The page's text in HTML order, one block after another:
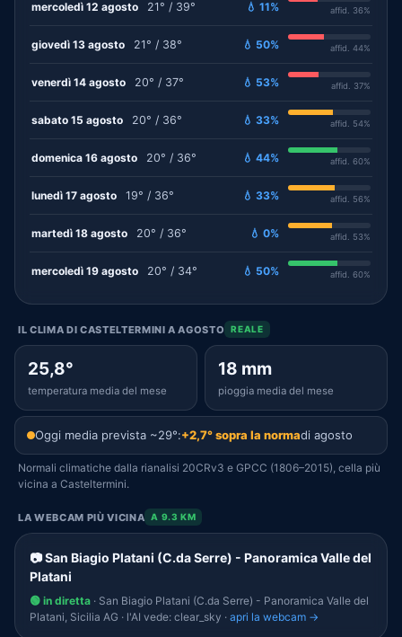
mercoledì 12 agosto 21° / 39° 💧 11% affid. 36%
giovedì 13 agosto 21° / 38° 💧 50% affid. 44%
venerdì 14 agosto 20° / 37° 💧 53% affid. 37%
sabato 15 agosto 20° / 36° 💧 33% affid. 54%
domenica 16 agosto 20° / 36° 💧 44% affid. 60%
lunedì 17 agosto 19° / 36° 💧 33% affid. 56%
martedì 18 agosto 20° / 36° 💧 0% affid. 53%
mercoledì 19 agosto 20° / 34° 💧 50% affid. 60%
IL CLIMA DI CASTELTERMINI A AGOSTO REALE
25,8°
temperatura media del mese
18 mm
pioggia media del mese
Oggi media prevista ~29°:+2,7° sopra la normadi agosto
Normali climatiche dalla rianalisi 20CRv3 e GPCC (1806–2015), cella più
vicina a Casteltermini.
LA WEBCAM PIÙ VICINA A 9.3 KM
📷 San Biagio Platani (C.da Serre) - Panoramica Valle del
Platani
🟢 in diretta · San Biagio Platani (C.da Serre) - Panoramica Valle del
Platani, Sicilia AG · l'AI vede: clear_sky · apri la webcam →